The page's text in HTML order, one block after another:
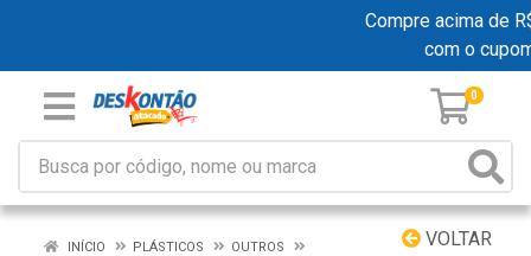
Compre acima de
com o
0
VOLTAR
INÍCIO PLÁSTICOS
OUTROS